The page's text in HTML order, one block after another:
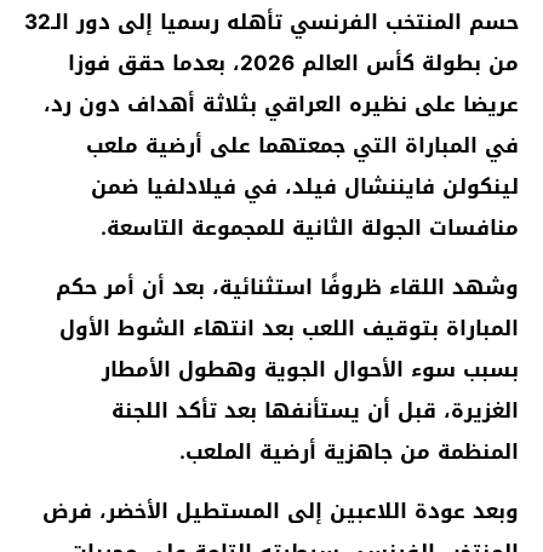
حسم المنتخب الفرنسي تأهله رسميا إلى دور الـ32
من بطولة كأس العالم 2026، بعدما حقق فوزا
عريضا على نظيره العراقي بثلاثة أهداف دون رد،
في المباراة التي جمعتهما على أرضية ملعب
لينكولن فايننشال فيلد، في فيلادلفيا ضمن
منافسات الجولة الثانية للمجموعة التاسعة.
وشهد اللقاء ظروفًا استثنائية، بعد أن أمر حكم
المباراة بتوقيف اللعب بعد انتهاء الشوط الأول
بسبب سوء الأحوال الجوية وهطول الأمطار
الغزيرة، قبل أن يستأنفها بعد تأكد اللجنة
المنظمة من جاهزية أرضية الملعب.
وبعد عودة اللاعبين إلى المستطيل الأخضر، فرض